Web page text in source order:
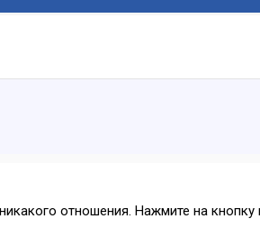
отношения. Нажмите на